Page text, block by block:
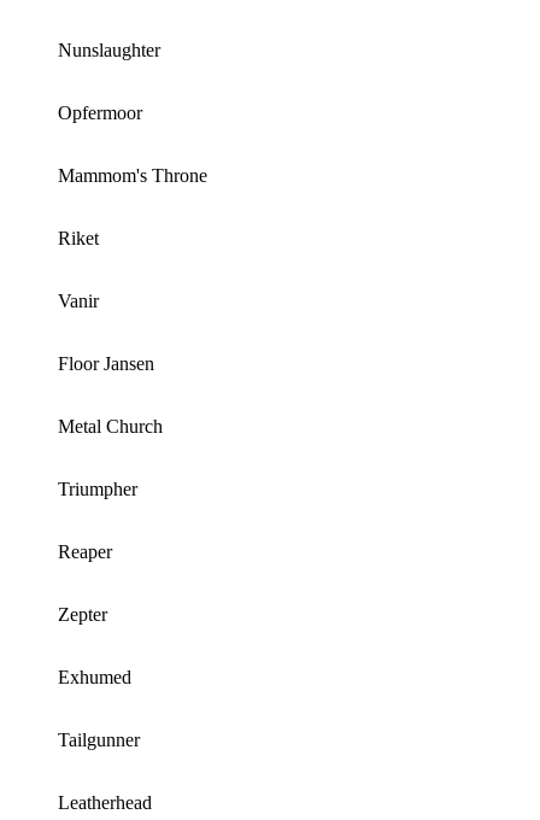
Nunslaughter
Opfermoor
Mammom's Throne
Riket
Vanir
Floor Jansen
Metal Church
Triumpher
Reaper
Zepter
Exhumed
Tailgunner
Leatherhead